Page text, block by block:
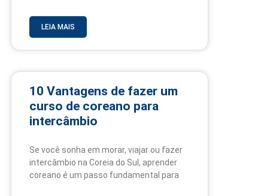
LEIA MAIS
10 Vantagens de fazer um
curso de coreano para
intercâmbio
Se você sonha em morar, viajar ou fazer
intercâmbio na Coreia do Sul, aprender
coreano é um passo fundamental para